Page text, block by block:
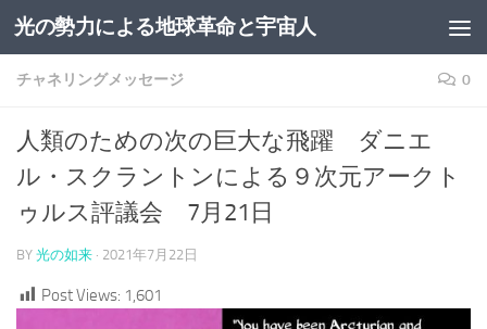
コンテンツへスキップ
光の勢力による地球革命と宇宙人
チャネリングメッセージ 0
人類のための次の巨大な飛躍 ダニエ
ル・スクラントンによる９次元アークト
ゥルス評議会 7月21日
BY 光の如来 · 2021年7月22日
Post Views: 1,601